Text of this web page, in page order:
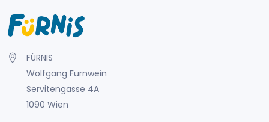
FÜRNIS
Wolfgang Fürnwein
Servitengasse 4A
1090 Wien